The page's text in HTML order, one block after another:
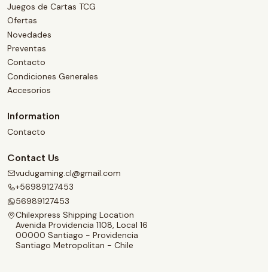
Juegos de Cartas TCG
Ofertas
Novedades
Preventas
Contacto
Condiciones Generales
Accesorios
Information
Contacto
Contact Us
vudugaming.cl@gmail.com
+56989127453
56989127453
Chilexpress Shipping Location
Avenida Providencia 1108, Local 16
00000 Santiago - Providencia
Santiago Metropolitan - Chile